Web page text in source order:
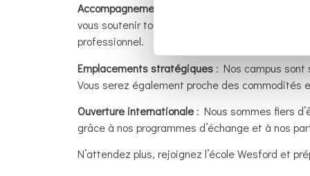
Accompagnement personnalisé
: Chez
vous soutenir tout au long de votre parcours
professionnel.
Emplacements stratégiques : Nos campus
Vous serez également proche des
Ouverture internationale : Nous sommes fiers
grâce à nos programmes d’échange et à nos
N’attendez plus, rejoignez l’école Wesford et